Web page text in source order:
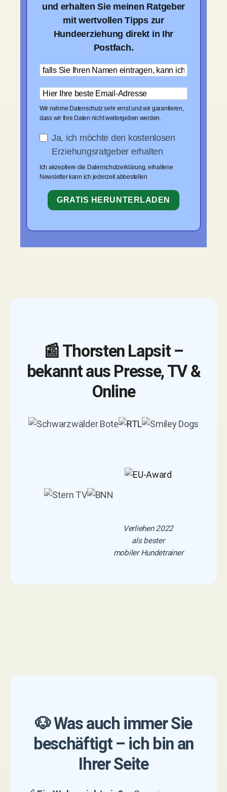
und erhalten Sie meinen Ratgeber
mit wertvollen Tipps zur
Hundeerziehung direkt in Ihr
Postfach.
Wir nehme Datenschutz sehr ernst und wir garantieren,
dass wir Ihre Daten nicht weitergeben werden.
Ja, ich möchte den kostenlosen
Erziehungsratgeber erhalten
Ich akzeptiere die Datenschutzerklärung, erhaltene
Newsletter kann ich jederzeit abbestellen
GRATIS HERUNTERLADEN
📰 Thorsten Lapsit –
bekannt aus Presse, TV &
Online
Verliehen 2022
als bester
mobiler Hundetrainer
🐶 Was auch immer Sie
beschäftigt – ich bin an
Ihrer Seite